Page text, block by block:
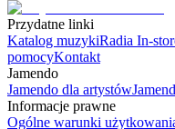
Przydatne linki
Katalog muzykiRadia In-
pomocyKontakt
Jamendo
Jamendo dla artystów
Informacje prawne
Ogólne warunki